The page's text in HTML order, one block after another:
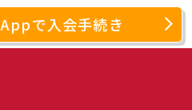
Appで入会手続き